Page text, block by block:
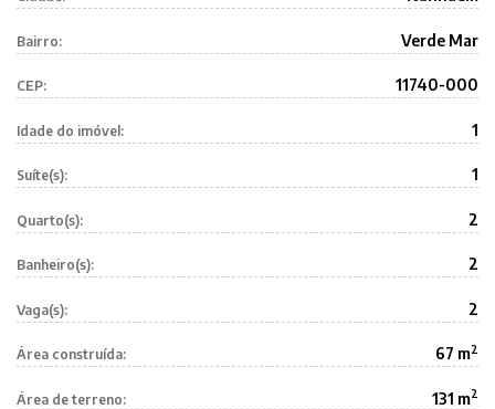
Bairro: Verde Mar
CEP: 11740-000
Idade do imóvel: 1
Suíte(s): 1
Quarto(s): 2
Banheiro(s): 2
Vaga(s): 2
Área construída: 67 m2
Área de terreno: 131 m2